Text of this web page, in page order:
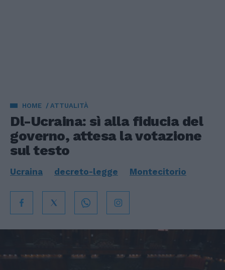
HOME ATTUALITÀ
Dl-Ucraina: sì alla fiducia del
governo, attesa la votazione
sul testo
Ucraina decreto-legge Montecitorio